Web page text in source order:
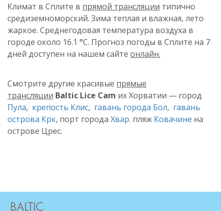
Климат в Сплите в прямой трансляции типично
средиземноморский. Зима теплая и влажная, лето
жаркое. Среднегодовая температура воздуха в
городе около 16.1 °C. Прогноз погоды в Сплите на 7
дней доступен на нашем сайте онлайн.
Смотрите другие красивые прямые
трансляции Baltic Lice Cam их Хорватии — город
Пула, крепость Клис, гавань города Бол, гавань
острова Крк, порт города Хвар. пляж Ковачине на
острове Црес.